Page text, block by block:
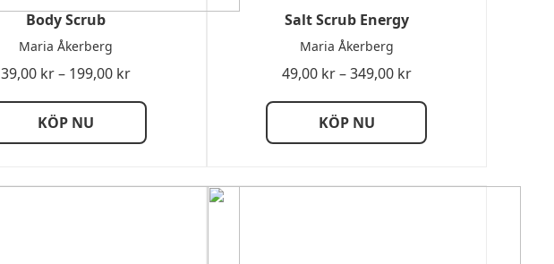
Body Scrub
Maria Åkerberg
39,00 kr– 199,00 krPrisintervall:
till
KÖP NU
Salt Scrub Energy
Maria Åkerberg
49,00 kr–349,00 krPrisintervall:
till
KÖP NU